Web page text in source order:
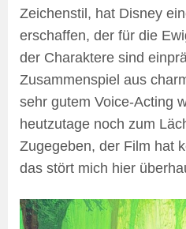
Zeichenstil, hat Disney
erschaffen, der für die
der Charaktere sind
Zusammenspiel aus
sehr gutem Voice-Acting
heutzutage noch zum
Zugegeben, der Film hat
das stört mich hier